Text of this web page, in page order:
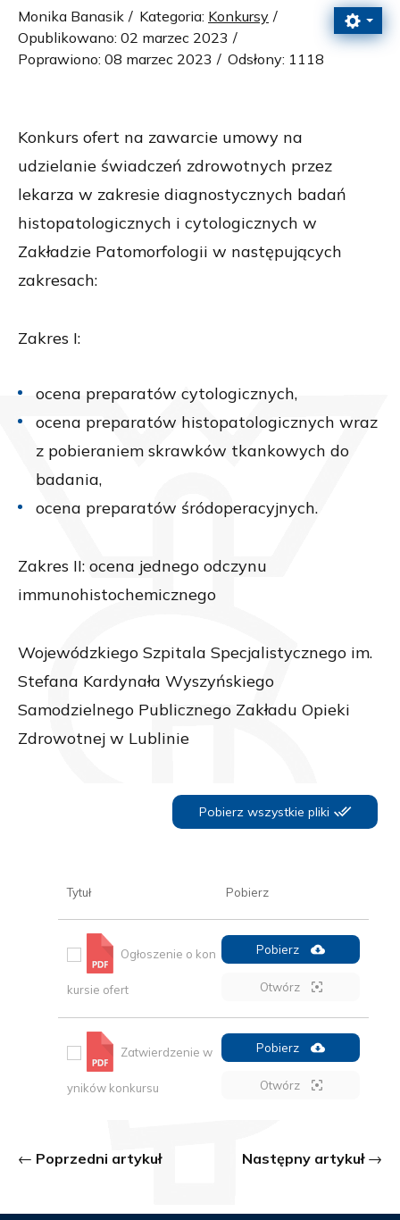
Monika Banasik Kategoria: Konkursy
Opublikowano: 02 marzec 2023
Poprawiono: 08 marzec 2023
Odsłony: 1118
Konkurs ofert na zawarcie umowy na
udzielanie świadczeń zdrowotnych przez
lekarza w zakresie diagnostycznych badań
histopatologicznych i cytologicznych w
Zakładzie Patomorfologii w następujących
zakresach:
Zakres I:
ocena preparatów cytologicznych,
ocena preparatów histopatologicznych wraz
z pobieraniem skrawków tkankowych do
badania,
ocena preparatów śródoperacyjnych.
Zakres II: ocena jednego odczynu
immunohistochemicznego
Wojewódzkiego Szpitala Specjalistycznego im.
Stefana Kardynała Wyszyńskiego
Samodzielnego Publicznego Zakładu Opieki
Zdrowotnej w Lublinie
Pobierz wszystkie pliki
Tytuł Pobierz
Ogłoszenie o kon
kursie ofert
Pobierz
Otwórz
Zatwierdzenie w
yników konkursu
Pobierz
Otwórz
Poprzedni artykuł Następny artykuł